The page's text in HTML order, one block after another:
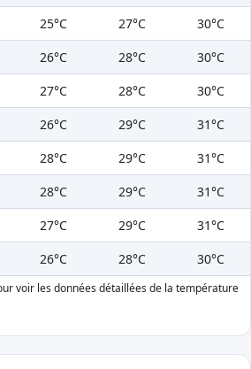
25°C 27°C
30°C
26°C 28°C
30°C
27°C 28°C
30°C
26°C 29°C
31°C
28°C 29°C
31°C
28°C 29°C
31°C
27°C 29°C
31°C
26°C 28°C 30°C
voir les données détaillées de la température